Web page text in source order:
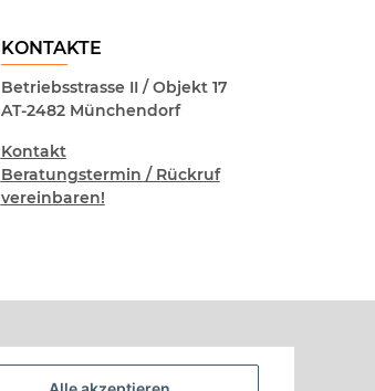
KONTAKTE
Betriebsstrasse II / Objekt 17
AT-2482 Münchendorf
Kontakt
Beratungstermin / Rückruf
vereinbaren!